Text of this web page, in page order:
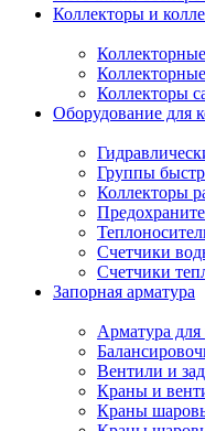
Коллекторы и
Коллекторы
Оборудование для
Группы
Коллекторы
Счетчики
Счетчики
Запорная арматура
Арматура для
Вентили и
Краны и
Краны